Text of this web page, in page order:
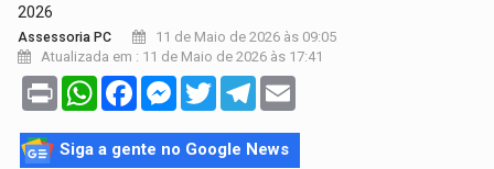
2026
Assessoria PC
11 de Maio de 2026 às 09:05
Atualizada em : 11 de Maio de 2026 às 17:41
Print WhatsAppFacebookMessenger
TwitterTelegram
Siga a gente no Google News